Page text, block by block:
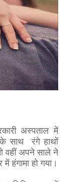
अस्पताल में
साथ रंगे हाथों
वहीं अपने साले ने
हंगामा हो गया।